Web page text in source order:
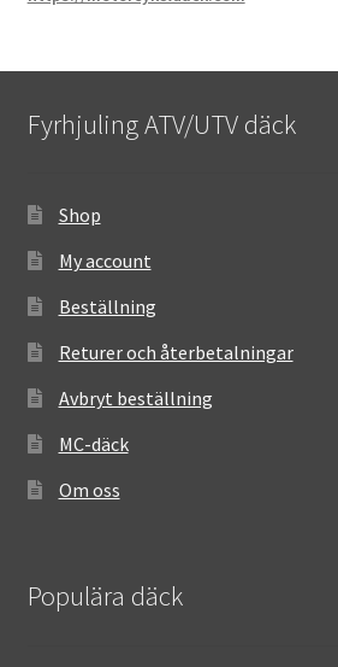
Fyrhjuling ATV/UTV däck
Shop
My account
Beställning
Returer och återbetalningar
Avbryt beställning
MC-däck
Om oss
Populära däck